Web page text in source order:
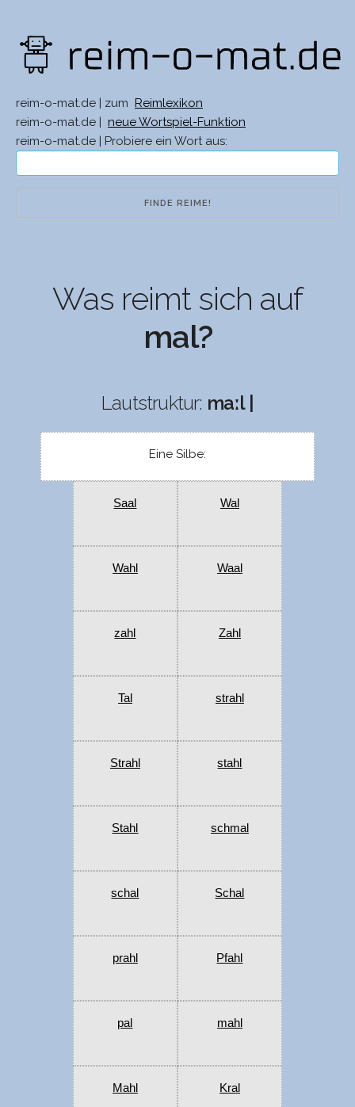
reim-o-mat.de | zum
Reimlexikon
reim-o-mat.de |
neue Wortspiel-Funktion
reim-o-mat.de | Probiere ein Wort aus:
Was reimt sich auf
mal?
Lautstruktur: maːl |
Eine Silbe:
Saal Wal
Wahl Waal
zahl Zahl
Tal strahl
Strahl stahl
Stahl schmal
schal Schal
prahl Pfahl
pal mahl
Mahl Kral